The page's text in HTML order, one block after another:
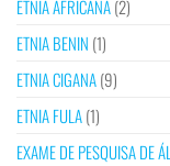
ETNIA AFRICANA(2)
ETNIA BENIN (1)
ETNIA CIGANA(9)
ETNIA FULA(1)
EXAME DE PESQUISA DE